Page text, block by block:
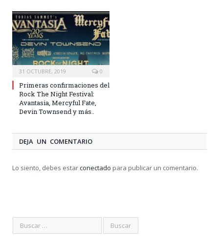
31 OCTUBRE, 2019 0
Primeras confirmaciones del
Rock The Night Festival:
Avantasia, Mercyful Fate,
Devin Townsend y más..
DEJA UN COMENTARIO
Lo siento, debes estarconectado para publicar un comentario.